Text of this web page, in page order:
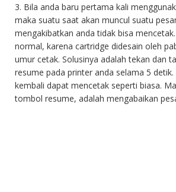
3. Bila anda baru pertama kali
maka suatu saat akan muncul suatu
mengakibatkan anda tidak bisa
normal, karena cartridge didesain oleh
umur cetak. Solusinya adalah tekan dan
resume pada printer anda selama 5
kembali dapat mencetak seperti biasa.
tombol resume, adalah mengabaikan